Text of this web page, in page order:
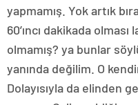
yapmamış. Yok artık
60’ıncı dakikada olması
olmamış? ya bunlar
yanında değilim. O
Dolayısıyla da elinden